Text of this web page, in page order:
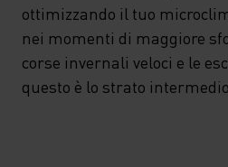
ottimizzando il tuo
nei momenti di maggiore
corse invernali veloci e le
questo è lo strato